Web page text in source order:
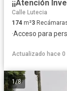
Calle Lutecia
174 m²3
·Acceso para
Actualizado hace 0
1/8